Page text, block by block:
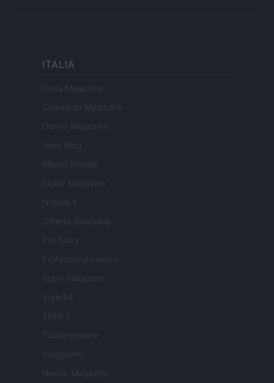
ITALIA
Casa Magazine
Cineverse Magazine
Donne Magazine
Food Blog
Milano Notizie
Motor Magazine
Notizie.it
Offerte Shopping
Pet Story
Professione Lavoro
Sport Magazine
Style24
Think.it
Tuobenessere
Viaggiamo
Nonne Magazine